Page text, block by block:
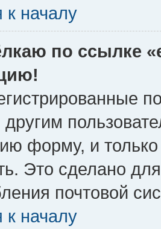
к началу
по ссылке
форму, и
Это сделано
почтовой
к началу